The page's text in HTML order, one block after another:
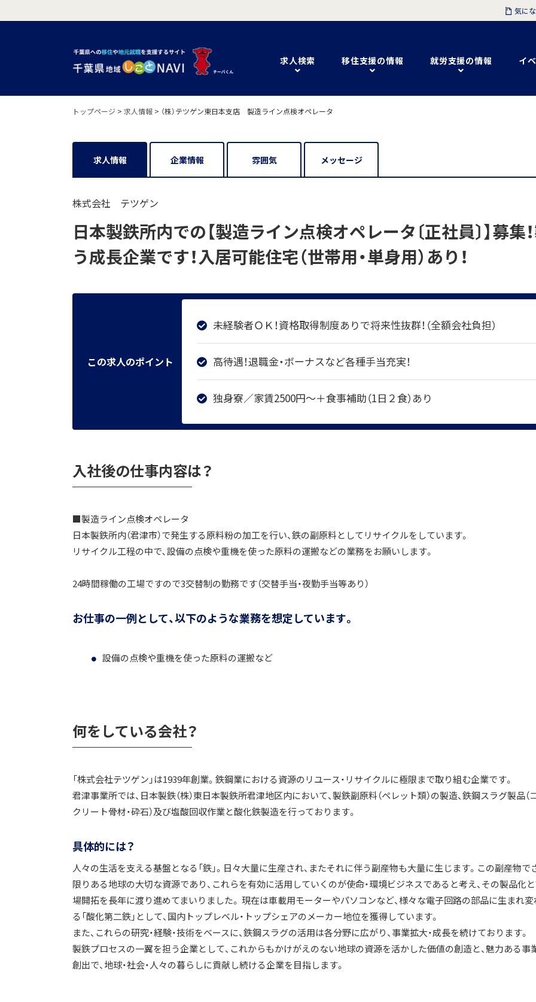
求人検索 移住支援の情報 就労支援の情報 イ
気に
トップページ > 求人情報 > （株）テツゲン東日本支店 製造ライン点検オペレータ
求人情報 企業情報 雰囲気 メッセージ
株式会社 テツゲン
日本製鉄所内での【製造ライン点検オペレータ〔正社員〕】募
う成長企業です！入居可能住宅（世帯用・単身用）あり！
この求人のポイント
未経験者ＯＫ！資格取得制度ありで将来性抜群！（全額会社負担）
高待遇！退職金・ボーナスなど各種手当充実！
独身寮／家賃2500円～＋食事補助（1日２食）あり
入社後の仕事内容は？
■製造ライン点検オペレータ
日本製鉄所内（君津市）で発生する原料粉の加工を行い、鉄の副原料としてリサイクルをしています。
リサイクル工程の中で､設備の点検や重機を使った原料の運搬などの業務をお願いします。
24時間稼働の工場ですので3交替制の勤務です（交替手当・夜勤手当等あり）
お仕事の一例として、以下のような業務を想定しています。
設備の点検や重機を使った原料の運搬など
何をしている会社？
「株式会社テツゲン」は1939年創業。鉄鋼業における資源のリユース・リサイクルに極限まで取り組む企業です。
君津事業所では、日本製鉄（株）東日本製鉄所君津地区内において、製鉄副原料（ペレット類）の製造、鉄鋼スラグ製品（
クリート骨材・砕石）及び塩酸回収作業と酸化鉄製造を行っております。
具体的には？
人々の生活を支える基盤となる「鉄」。日々大量に生産され、またそれに伴う副産物も大量に生じます。この副産物で
限りある地球の大切な資源であり、これらを有効に活用していくのが使命・環境ビジネスであると考え、その製品化
場開拓を長年に渡り進めてまいりました。 現在は車載用モーターやパソコンなど、様々な電子回路の部品に生まれ変
る「酸化第二鉄」として、国内トップレベル・トップシェアのメーカー地位を獲得しています。
また、これらの研究・経験・技術をベースに、鉄鋼スラグの活用は各分野に広がり、事業拡大・成長を続けております。
製鉄プロセスの一翼を担う企業として、これからもかけがえのない地球の資源を活かした価値の創造と、魅力ある事
創出で、地球・社会・人々の暮らしに貢献し続ける企業を目指します。